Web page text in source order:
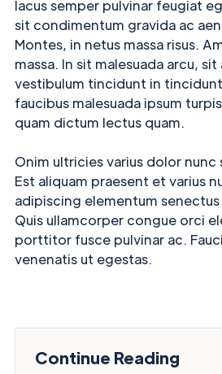
lacus semper pulvinar feugiat
sit condimentum gravida ac
Montes, in netus massa risus.
massa. In sit malesuada arcu,
vestibulum tincidunt in
faucibus malesuada ipsum
quam dictum lectus quam.
Onim ultricies varius dolor
Est aliquam praesent et varius
adipiscing elementum senectus
Quis ullamcorper congue orci
porttitor fusce pulvinar ac.
venenatis ut egestas.
Continue Reading